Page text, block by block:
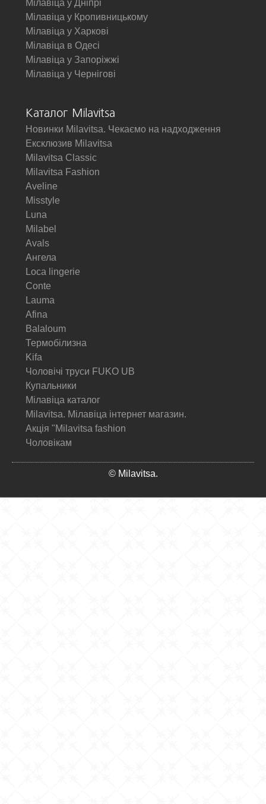
Мілавіца у Дніпрі
Мілавіца у Кропивницькому
Мілавіца у Харкові
Мілавіца в Одесі
Мілавіца у Запоріжжі
Мілавіца у Чернігові
Каталог Milavitsa
Новинки Milavitsa. Чекаємо на надходження
Ексклюзив Milavitsa
Milavitsa Classic
Milavitsa Fashion
Aveline
Misstyle
Luna
Milabel
Avals
Ангела
Loca lingerie
Conte
Lauma
Afina
Balaloum
Термобілизна
Kifa
Чоловічі труси FUKO UB
Купальники
Мілавіца каталог
Milavitsa. Мілавіца інтернет магазин.
Акція "Milavitsa fashion
Чоловікам
© Milavitsa.